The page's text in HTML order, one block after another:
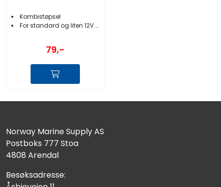
Kombistøpsel
For standard og liten 12V uttak
79,-
Norway Marine Supply AS
Postboks 777 Stoa
4808 Arendal
Besøksadresse: